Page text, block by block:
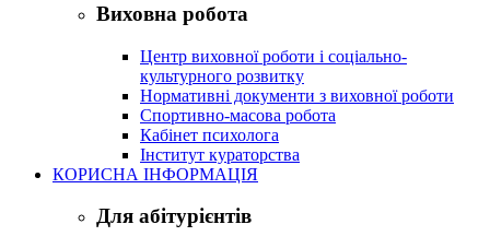
Виховна робота
Центр виховної роботи і соціально-
культурного розвитку
Нормативні документи з виховної роботи
Спортивно-масова робота
Кабінет психолога
Інститут кураторства
КОРИСНА ІНФОРМАЦІЯ
Для абітурієнтів